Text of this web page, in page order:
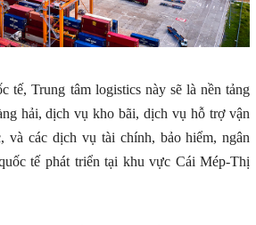
tế, Trung tâm logistics này sẽ là nền tảng
hải, dịch vụ kho bãi, dịch vụ hỗ trợ vận
và các dịch vụ tài chính, bảo hiểm, ngân
tế phát triển tại khu vực Cái Mép-Thị